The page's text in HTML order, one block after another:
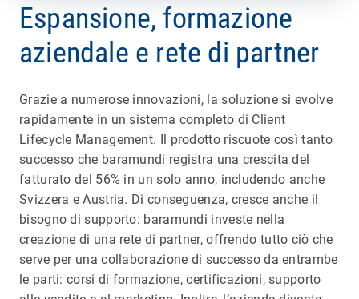
Espansione, formazione
aziendale e rete di partner
Grazie a numerose innovazioni, la soluzione si evolve
rapidamente in un sistema completo di Client
Lifecycle Management. Il prodotto riscuote così tanto
successo che baramundi registra una crescita del
fatturato del 56% in un solo anno, includendo anche
Svizzera e Austria. Di conseguenza, cresce anche il
bisogno di supporto: baramundi investe nella
creazione di una rete di partner, offrendo tutto ciò che
serve per una collaborazione di successo da entrambe
le parti: corsi di formazione, certificazioni, supporto